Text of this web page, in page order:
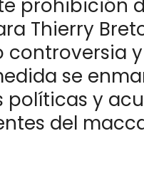
prohibición
Thierry
controversia
se
políticas y
del